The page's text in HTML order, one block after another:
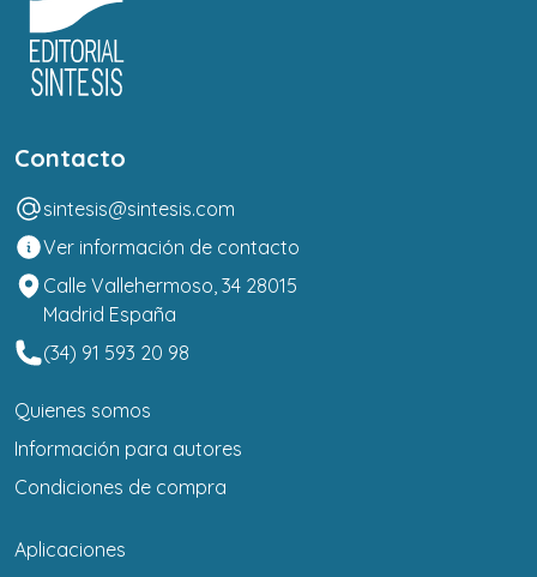
Contacto
sintesis@sintesis.com
Ver información de contacto
Calle Vallehermoso, 34 28015
Madrid España
(34) 91 593 20 98
Quienes somos
Información para autores
Condiciones de compra
Aplicaciones